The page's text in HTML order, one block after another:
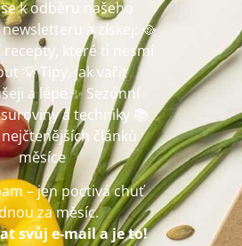
k odběru našeho
a získej: 🥘
recepty, které ti nesmí
💡 Tipy, jak vařit
a lépe ✨ Sezónní
a techniky 📚
článků
měsíce
– jen poctivá chuť
za měsíc.
svůj e-mail a je to!